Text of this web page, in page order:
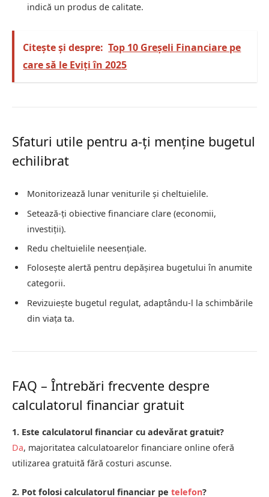
indică un produs de calitate.
Citește și despre: Top 10 Greșeli Financiare pe
care să le Eviți în 2025
Sfaturi utile pentru a-ți menține bugetul
echilibrat
Monitorizează lunar veniturile și cheltuielile.
Setează-ți obiective financiare clare (economii,
investiții).
Redu cheltuielile neesențiale.
Folosește alertă pentru depășirea bugetului în anumite
categorii.
Revizuiește bugetul regulat, adaptându-l la schimbările
din viața ta.
FAQ – Întrebări frecvente despre
calculatorul financiar gratuit
1. Este calculatorul financiar cu adevărat gratuit?
Da, majoritatea calculatoarelor financiare online oferă
utilizarea gratuită fără costuri ascunse.
2. Pot folosi calculatorul financiar pe telefon?